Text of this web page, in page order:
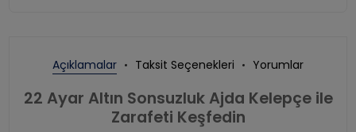
Açıklamalar Taksit Seçenekleri Yorumlar
22 Ayar Altın Sonsuzluk Ajda Kelepçe ile
Zarafeti Keşfedin